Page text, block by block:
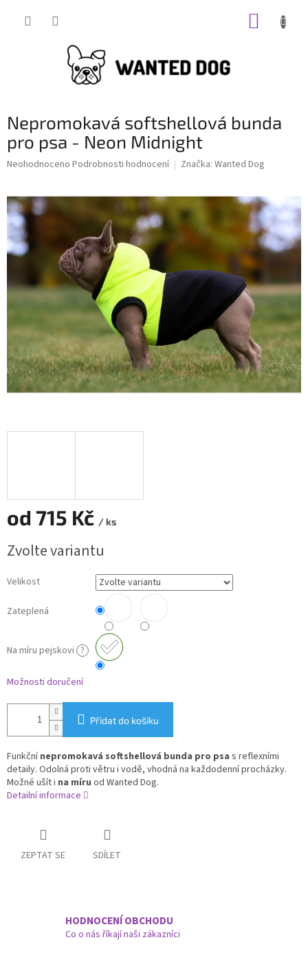
Nepromokavá softshellová bunda
pro psa - Neon Midnight
Průměrné
je
0,0
5
hvězdiček.
Neohodnoceno Podrobnosti hodnocení Značka: Wanted Dog
od 715 Kč / ks
cena:
Zvolte variantu
Velikost
Zateplená
Na míru pejskovi ?
Možnosti doručení
Přidat do košíku
Funkčnínepromokavá softshellová bunda pro psa s reflexními
detaily. Odolná proti větru i vodě, vhodná na každodenní procházky.
Možné ušít i na míru od Wanted Dog.
Detailní informace
ZEPTAT SE SDÍLET
HODNOCENÍ OBCHODU
Co o nás říkají naši zákazníci